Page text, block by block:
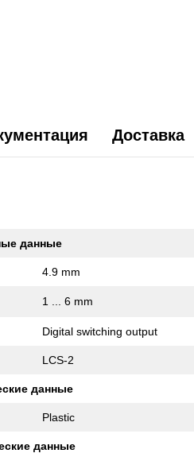
Доставка
данные
4.9 mm
1 ... 6 mm
Digital switching output
LCS-2
данные
Plastic
данные